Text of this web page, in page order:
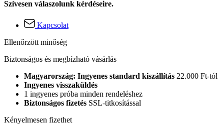
Szívesen válaszolunk kérdéseire.
Kapcsolat
Ellenőrzött minőség
Biztonságos és megbízható vásárlás
Magyarország: Ingyenes standard kiszállítás 22.000 Ft-tól
Ingyenes visszaküldés
1 ingyenes próba minden rendeléshez
Biztonságos fizetés SSL-titkosítással
Kényelmesen fizethet